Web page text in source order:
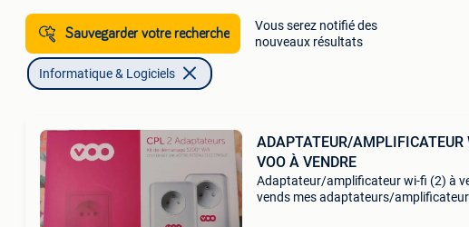
Sauvegarder votre recherche
Vous serez notifié des
nouveaux résultats
Informatique & Logiciels
ADAPTATEUR/AMPLIFICATEUR
VOO À VENDRE
Adaptateur/amplificateur wi-fi (2) à
vends mes adaptateurs/